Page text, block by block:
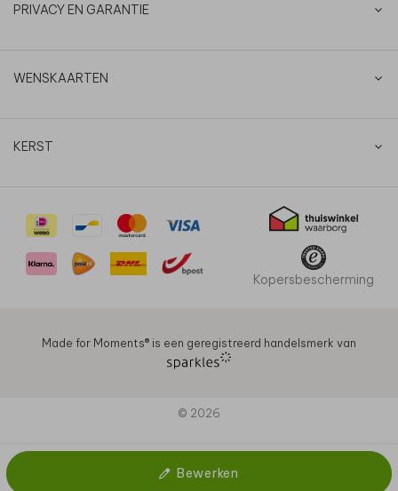
Bewerken
PRIVACY EN GARANTIE
WENSKAARTEN
KERST
Kopersbescherming
Made for Moments®️ is een geregistreerd handelsmerk van
© 2026